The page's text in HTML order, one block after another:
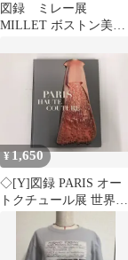
図録 ミレー展
MILLET ボストン美術
¥ 1,650
◇[Y]図録 PARIS オー
トクチュール展 世界に
館美術館 2016年